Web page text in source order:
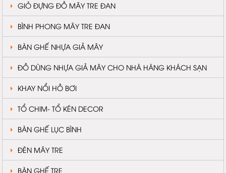
GIỎ ĐỰNG ĐỒ MÂY TRE ĐAN
BÌNH PHONG MÂY TRE ĐAN
BÀN GHẾ NHỰA GIẢ MÂY
ĐỒ DÙNG NHỰA GIẢ MÂY CHO NHÀ HÀNG KHÁCH SẠN
KHAY NỔI HỒ BƠI
TỔ CHIM- TỔ KÉN DECOR
BÀN GHẾ LỤC BÌNH
ĐÈN MÂY TRE
BÀN GHẾ TRE